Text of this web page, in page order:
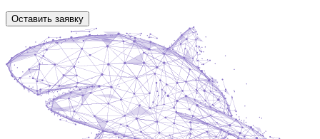
Оставить заявку